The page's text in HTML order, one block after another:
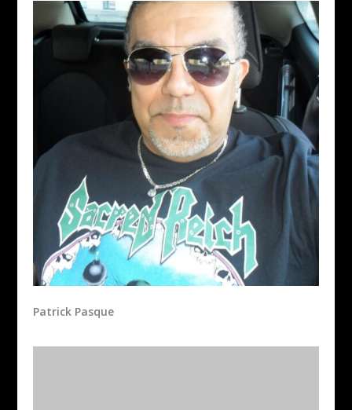
Patrick Pasque